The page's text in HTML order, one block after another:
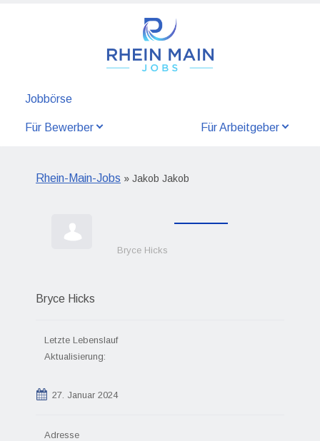
Jobbörse
Für Bewerber Für Arbeitgeber
Rhein-Main-Jobs » Jakob Jakob
Bryce Hicks
Bryce Hicks
Letzte Lebenslauf
Aktualisierung:
27. Januar 2024
Adresse